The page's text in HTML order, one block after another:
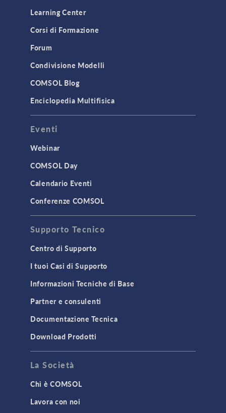
Learning Center
Corsi di Formazione
Forum
Condivisione Modelli
COMSOL Blog
Enciclopedia Multifisica
Eventi
Webinar
COMSOL Day
Calendario Eventi
Conferenze COMSOL
Supporto Tecnico
Centro di Supporto
I tuoi Casi di Supporto
Informazioni Tecniche di Base
Partner e consulenti
Documentazione Tecnica
Download Prodotti
La Società
Chi è COMSOL
Lavora con noi